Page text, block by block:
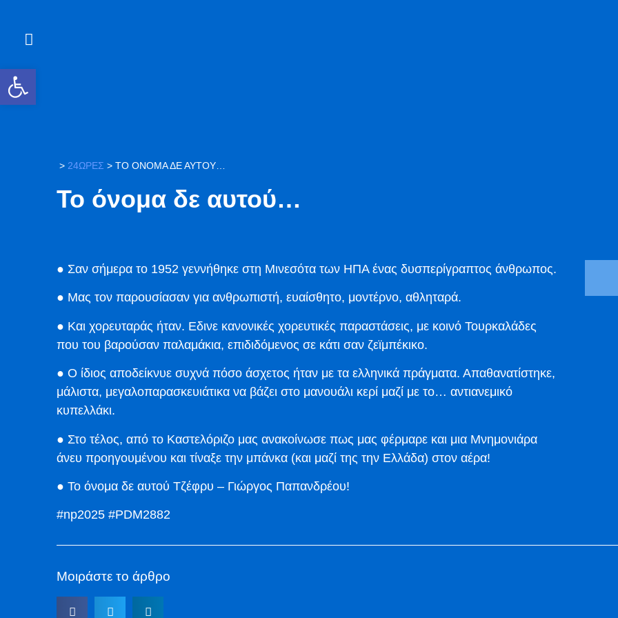
Ανοίξτε τη γραμμή εργαλείων
> 24ΩΡΕΣ > ΤΟ ΌΝΟΜΑ ΔΕ ΑΥΤΟΎ…
Το όνομα δε αυτού…
● Σαν σήμερα το 1952 γεννήθηκε στη Μινεσότα των ΗΠΑ ένας δυσπερίγραπτος άνθρωπος.
● Μας τον παρουσίασαν για ανθρωπιστή, ευαίσθητο, μοντέρνο, αθληταρά.
● Και χορευταράς ήταν. Εδινε κανονικές χορευτικές παραστάσεις, με κοινό Τουρκαλάδες
που του βαρούσαν παλαμάκια, επιδιδόμενος σε κάτι σαν ζεϊμπέκικο.
● Ο ίδιος αποδείκνυε συχνά πόσο άσχετος ήταν με τα ελληνικά πράγματα. Απαθανατίστηκε,
μάλιστα, μεγαλοπαρασκευιάτικα να βάζει στο μανουάλι κερί μαζί με το… αντιανεμικό
κυπελλάκι.
● Στο τέλος, από το Καστελόριζο μας ανακοίνωσε πως μας φέρμαρε και μια Μνημονιάρα
άνευ προηγουμένου και τίναξε την μπάνκα (και μαζί της την Ελλάδα) στον αέρα!
● Το όνομα δε αυτού Τζέφρυ – Γιώργος Παπανδρέου!
#np2025 #PDM2882
Μοιράστε το άρθρο